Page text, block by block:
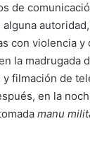
de
con violencia
la madrugada
filmación de
en la
manu